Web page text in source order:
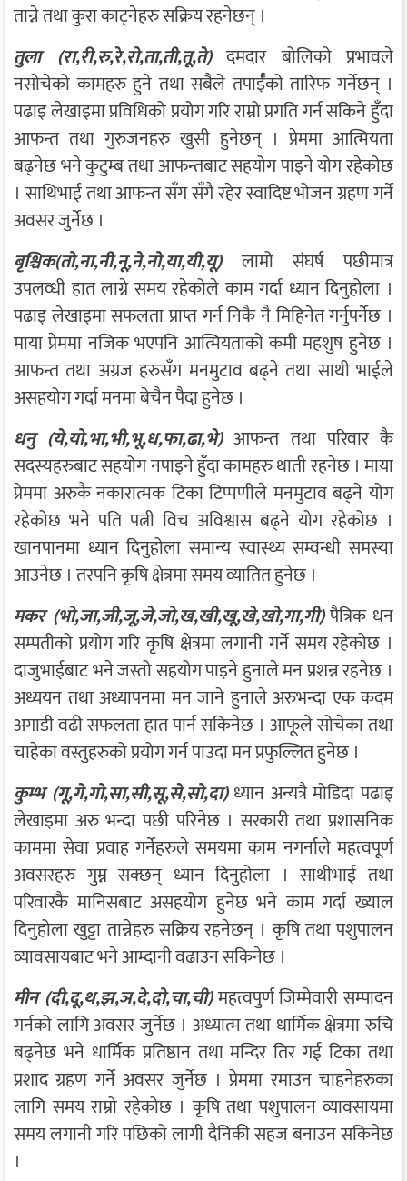
तान्ने तथा कुरा काट्नेहरु सक्रिय रहनेछन् ।
तुला (रा,री,रु,रे,रो,ता,ती,तू,ते) दमदार बोलिको प्रभावले
नसोचेको कामहरु हुने तथा सबैले तपार्ईँको तारिफ गर्नेछन् ।
पढाइ लेखाइमा प्रविधिको प्रयोग गरि राम्रो प्रगति गर्न सकिने हुँदा
आफन्त तथा गुरुजनहरु खुसी हुनेछन् । प्रेममा आत्मियता
बढ्नेछ भने कुटुम्ब तथा आफन्तबाट सहयोग पाइने योग रहेकोछ
। साथिभाई तथा आफन्त सँग सँगै रहेर स्वादिष्ट भोजन ग्रहण गर्ने
अवसर जुर्नेछ ।
बृश्चिक(तो,ना,नी,नू,ने,नो,या,यी,यू)लामो संघर्ष पछीमात्र
उपलव्धी हात लाग्ने समय रहेकोले काम गर्दा ध्यान दिनुहोला ।
पढाइ लेखाइमा सफलता प्राप्त गर्न निकै नै मिहिनेत गर्नुपर्नेछ ।
माया प्रेममा नजिक भएपनि आत्मियताको कमी महशुष हुनेछ ।
आफन्त तथा अग्रज हरुसँग मनमुटाव बढ्ने तथा साथी भाईले
असहयोग गर्दा मनमा बेचैन पैदा हुनेछ ।
धनु (ये,यो,भा,भी,भू,ध,फा,ढा,भे)आफन्त तथा परिवार कै
सदस्यहरुबाट सहयोग नपाइने हुँदा कामहरु थाती रहनेछ । माया
प्रेममा अरुकै नकारात्मक टिका टिप्पणीले मनमुटाव बढ्ने योग
रहेकोछ भने पति पत्नी विच अविश्वास बढ्ने योग रहेकोछ ।
खानपानमा ध्यान दिनुहोला समान्य स्वास्थ्य सम्वन्धी समस्या
आउनेछ । तरपनि कृषि क्षेत्रमा समय व्यातित हुनेछ ।
मकर (भो,जा,जी,जू,जे,जो,ख,खी,खू,खे,खो,गा,गी)पैत्रिक धन
सम्पतीको प्रयोग गरि कृषि क्षेत्रमा लगानी गर्ने समय रहेकोछ ।
दाजुभाईबाट भने जस्तो सहयोग पाइने हुनाले मन प्रशन्न रहनेछ ।
अध्ययन तथा अध्यापनमा मन जाने हुनाले अरुभन्दा एक कदम
अगाडी वढी सफलता हात पार्न सकिनेछ । आफूले सोचेका तथा
चाहेका वस्तुहरुको प्रयोग गर्न पाउदा मन प्रफुल्लित हुनेछ ।
कुम्भ (गू,गे,गो,सा,सी,सू,से,सो,दा) ध्यान अन्यत्रै मोडिदा पढाइ
लेखाइमा अरु भन्दा पछी परिनेछ । सरकारी तथा प्रशासनिक
काममा सेवा प्रवाह गर्नेहरुले समयमा काम नगर्नाले महत्वपूर्ण
अवसरहरु गुम्न सक्छन् ध्यान दिनुहोला । साथीभाई तथा
परिवारकै मानिसबाट असहयोग हुनेछ भने काम गर्दा ख्याल
दिनुहोला खुट्टा तान्नेहरु सक्रिय रहनेछन् । कृषि तथा पशुपालन
व्यावसायबाट भने आम्दानी वढाउन सकिनेछ ।
मीन (दी,दू,थ,झ,ञ,दे,दो,चा,ची)महत्वपुर्ण जिम्मेवारी सम्पादन
गर्नको लागि अवसर जुर्नेछ । अध्यात्म तथा धार्मिक क्षेत्रमा रुचि
बढ्नेछ भने धार्मिक प्रतिष्ठान तथा मन्दिर तिर गई टिका तथा
प्रशाद ग्रहण गर्ने अवसर जुर्नेछ । प्रेममा रमाउन चाहनेहरुका
लागि समय राम्रो रहेकोछ । कृषि तथा पशुपालन व्यावसायमा
समय लगानी गरि पछिको लागी दैनिकी सहज बनाउन सकिनेछ
।